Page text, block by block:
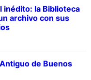
inédito: la Biblioteca
archivo con sus
de Buenos